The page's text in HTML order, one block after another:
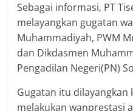
Sebagai informasi, PT
melayangkan gugatan
Muhammadiyah, PWM
dan Dikdasmen
Pengadilan Negeri(PN)
Gugatan itu dilayangkan
melakukan wanprestasi